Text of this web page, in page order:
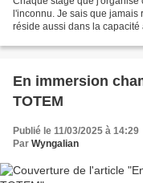
l'inconnu. Je sais que
réside aussi dans la
En immersion
TOTEM
Publié le 11/03/2025 à 14:29
Par Wyngalian